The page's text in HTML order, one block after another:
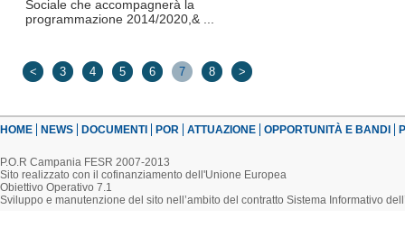
Sociale che accompagnerà la
programmazione 2014/2020,& ...
< 3 4 5 6 7 8 >
HOME NEWS DOCUMENTI POR ATTUAZIONE OPPORTUNITÀ E BANDI
P.O.R Campania FESR 2007-2013
Sito realizzato con il cofinanziamento dell'Unione Europea
Obiettivo Operativo 7.1
Sviluppo e manutenzione del sito nell’ambito del contratto Sistema Informativo